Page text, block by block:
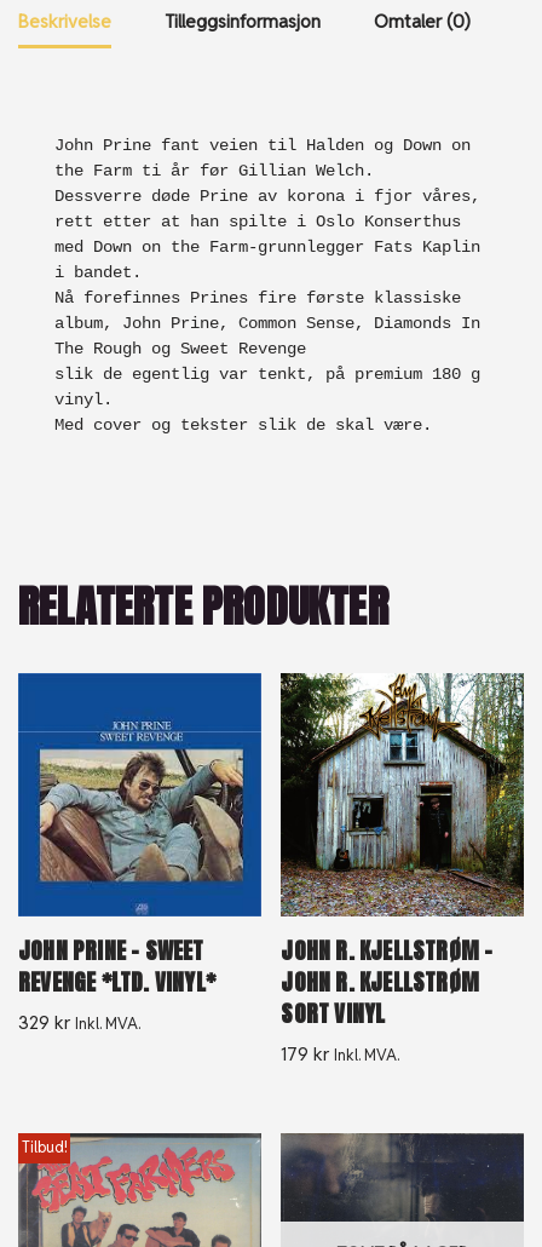
Beskrivelse Tilleggsinformasjon Omtaler (0)
John Prine fant veien til Halden og Down on
the Farm ti år før Gillian Welch.
Dessverre døde Prine av korona i fjor våres,
rett etter at han spilte i Oslo Konserthus
med Down on the Farm-grunnlegger Fats Kaplin
Nå forefinnes Prines fire første klassiske
album, John Prine, Common Sense, Diamonds In
The Rough og Sweet Revenge
slik de egentlig var tenkt, på premium 180 g
vinyl.
Med cover og tekster slik de skal være.
RELATERTE PRODUKTER
JOHN PRINE – SWEET
REVENGE *LTD. VINYL*
329 kr Inkl. MVA.
JOHN R. KJELLSTRØM –
JOHN R. KJELLSTRØM
SORT VINYL
179kr Inkl. MVA.
Tilbud!